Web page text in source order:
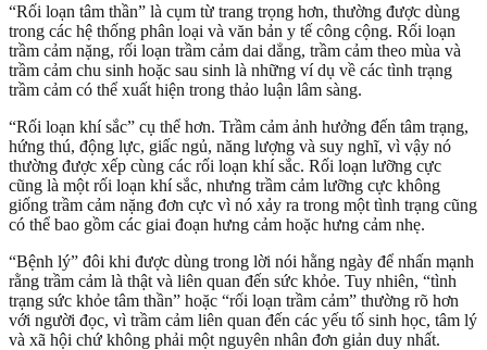
“Rối loạn tâm thần” là cụm từ trang trọng hơn, thường được dùng
trong các hệ thống phân loại và văn bản y tế công cộng. Rối loạn
trầm cảm nặng, rối loạn trầm cảm dai dẳng, trầm cảm theo mùa và
trầm cảm chu sinh hoặc sau sinh là những ví dụ về các tình trạng
trầm cảm có thể xuất hiện trong thảo luận lâm sàng.
“Rối loạn khí sắc” cụ thể hơn. Trầm cảm ảnh hưởng đến tâm trạng,
hứng thú, động lực, giấc ngủ, năng lượng và suy nghĩ, vì vậy nó
thường được xếp cùng các rối loạn khí sắc. Rối loạn lưỡng cực
cũng là một rối loạn khí sắc, nhưng trầm cảm lưỡng cực không
giống trầm cảm nặng đơn cực vì nó xảy ra trong một tình trạng cũng
có thể bao gồm các giai đoạn hưng cảm hoặc hưng cảm nhẹ.
“Bệnh lý” đôi khi được dùng trong lời nói hằng ngày để nhấn mạnh
rằng trầm cảm là thật và liên quan đến sức khỏe. Tuy nhiên, “tình
trạng sức khỏe tâm thần” hoặc “rối loạn trầm cảm” thường rõ hơn
với người đọc, vì trầm cảm liên quan đến các yếu tố sinh học, tâm lý
và xã hội chứ không phải một nguyên nhân đơn giản duy nhất.